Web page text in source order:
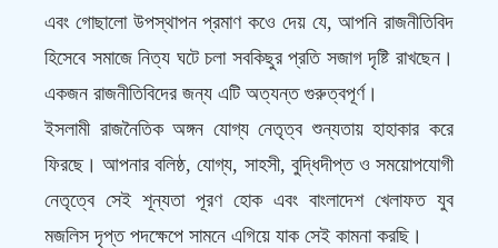
এবং গোছালো উপস্থাপন প্রমাণ কওে দেয় যে, আপনি রাজনীতিবিদ
হিসেবে সমাজে নিত্য ঘটে চলা সবকিছুর প্রতি সজাগ দৃষ্টি রাখছেন।
একজন রাজনীতিবিদের জন্য এটি অত্যন্ত গুরুত্বপূর্ণ।
ইসলামী রাজনৈতিক অঙ্গন যোগ্য নেতৃত্ব শুন্যতায় হাহাকার করে
ফিরছে। আপনার বলিষ্ঠ, যোগ্য, সাহসী, বুদ্ধিদীপ্ত ও সময়োপযোগী
নেতৃত্বে সেই শূন্যতা পূরণ হোক এবং বাংলাদেশ খেলাফত যুব
মজলিস দৃপ্ত পদক্ষেপে সামনে এগিয়ে যাক সেই কামনা করছি।